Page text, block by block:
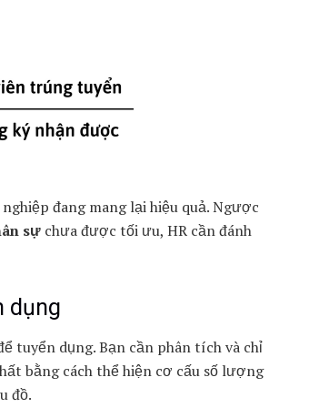
đang mang lại hiệu quả. Ngược
sự chưa được tối ưu, HR cần đánh
dụng
tuyển dụng. Bạn cần phân tích và chỉ
bằng cách thể hiện cơ cấu số lượng
đồ.